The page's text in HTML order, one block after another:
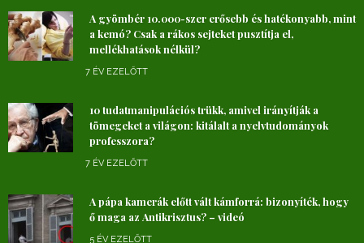
A gyömbér 10.000-szer erősebb és hatékonyabb, mint
a kemó? Csak a rákos sejteket pusztítja el,
mellékhatások nélkül?
7 ÉV EZELŐTT
10 tudatmanipulációs trükk, amivel irányítják a
tömegeket a világon: kitálalt a nyelvtudományok
professzora?
7 ÉV EZELŐTT
A pápa kamerák előtt vált kámforrá: bizonyíték, hogy
ő maga az Antikrisztus? – videó
5 ÉV EZELŐTT